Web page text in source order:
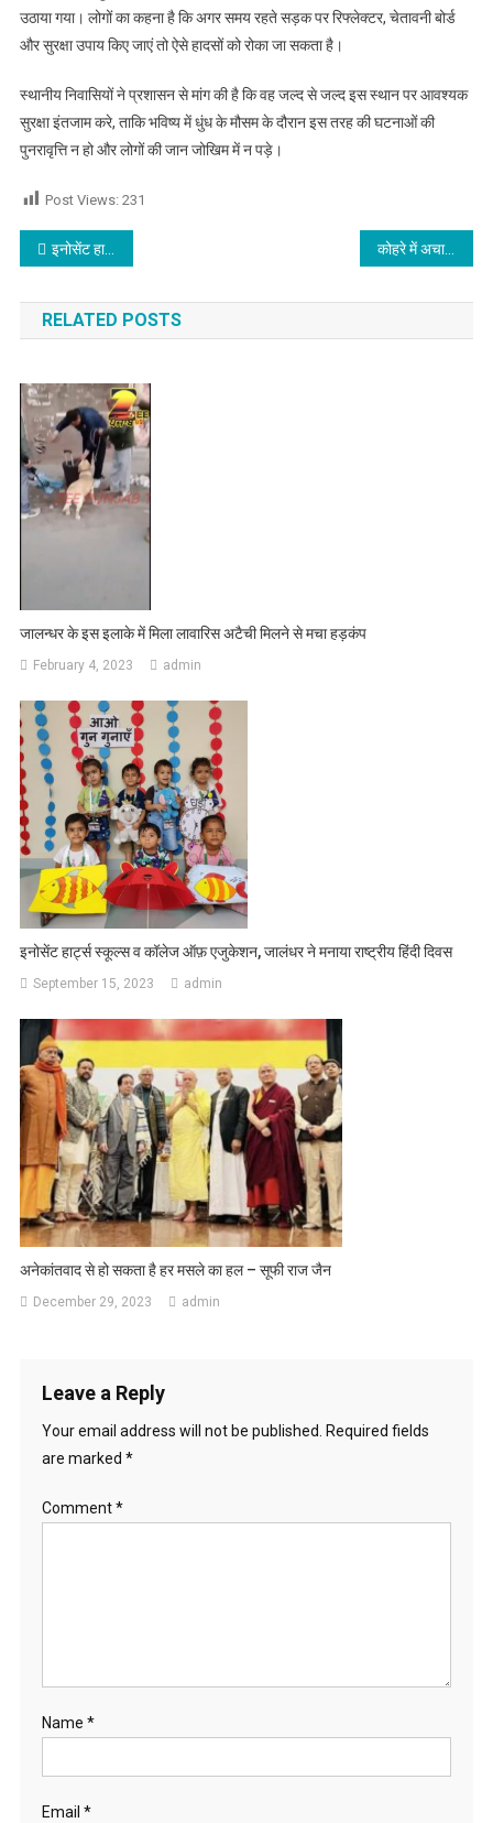
उठाया गया। लोगों का कहना है कि अगर समय रहते सड़क पर रिफ्लेक्टर, चेतावनी बोर्ड
और सुरक्षा उपाय किए जाएं तो ऐसे हादसों को रोका जा सकता है।
स्थानीय निवासियों ने प्रशासन से मांग की है कि वह जल्द से जल्द इस स्थान पर आवश्यक
सुरक्षा इंतजाम करे, ताकि भविष्य में धुंध के मौसम के दौरान इस तरह की घटनाओं की
पुनरावृत्ति न हो और लोगों की जान जोखिम में न पड़े।
Post Views: 231
Post navigation
इनोसेंट हार्ट्स के विद्यार्थियों ने प्रतिष्ठित शतरंज टूर्नामेंटों में किया शानदार प्रदर्शन,पढ़े कोहरे में अचानक ब्रेक बना हादसे का कारण, हाईवे पर एक के बाद एक टकराई कई गाड़ियां, देखें वीडियो
RELATED POSTS
जालन्धर के इस इलाके में मिला लावारिस अटैची मिलने से मचा हड़कंप
February 4, 2023 admin
इनोसेंट हार्ट्स स्कूल्स व कॉलेज ऑफ़ एजुकेशन, जालंधर ने मनाया राष्ट्रीय हिंदी दिवस
September 15, 2023 admin
अनेकांतवाद से हो सकता है हर मसले का हल – सूफी राज जैन
December 29, 2023 admin
Leave a Reply
Your email address will not be published.
Required fields
are marked *
Comment*
Name *
Email *